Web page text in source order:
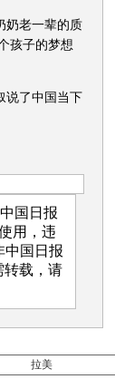
奶老一辈的质
孩子的梦想
说了中国当下
国日报
用，违
中国日报
转载，请
拉美